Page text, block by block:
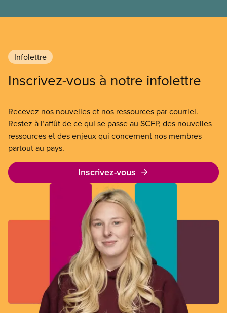
Infolettre
Inscrivez-vous à notre infolettre
Recevez nos nouvelles et nos ressources par courriel.
Restez à l’affût de ce qui se passe au SCFP, des nouvelles
ressources et des enjeux qui concernent nos membres
partout au pays.
Inscrivez-vous